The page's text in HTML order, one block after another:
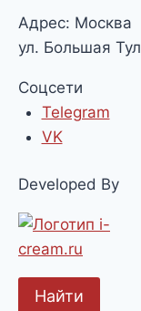
Адрес: Москва
ул. Большая
Соцсети
Telegram
VK
Developed By